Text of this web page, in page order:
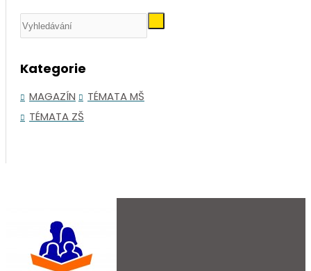
Kategorie
MAGAZÍN
TÉMATA MŠ
TÉMATA ZŠ